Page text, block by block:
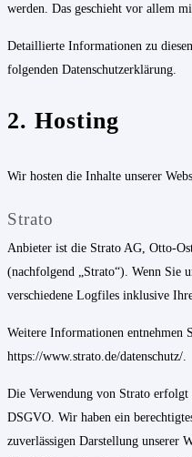
werden. Das geschieht vor allem
Detaillierte Informationen zu
folgenden Datenschutzerklärung.
2. Hosting
Wir hosten die Inhalte unserer
Strato
Anbieter ist die Strato AG, Otto-
(nachfolgend „Strato“). Wenn Sie
verschiedene Logfiles inklusive
Weitere Informationen entnehmen
https://www.strato.de/datenschutz/.
Die Verwendung von Strato
DSGVO. Wir haben ein
zuverlässigen Darstellung unserer